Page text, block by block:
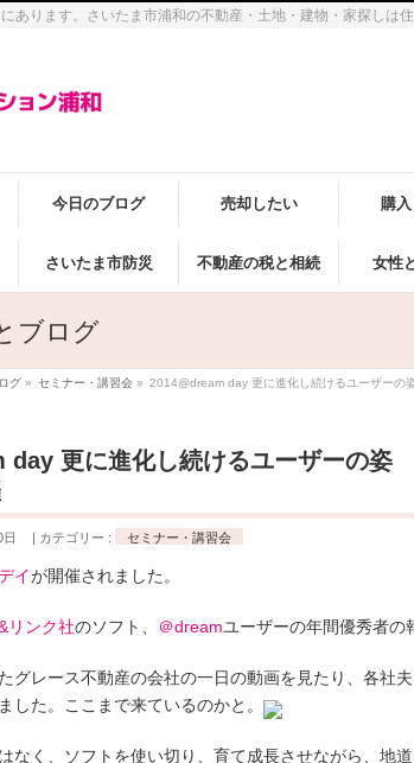
あります。さいたま市浦和の不動産・土地・建物・家探しは
今日のブログ 売却したい 購
さいたま市防災 不動産の税と相続 女性
ブログ
グ » セミナー・講習会 » 2014@dream day 更に進化し続けるユーザーの
day 更に進化し続けるユーザーの姿
カテゴリー : セミナー・講習会
イが開催されました。
リンク社のソフト、 ＠dreamユーザーの年間優秀者の
グレース不動産の会社の一日の動画を見たり、各社
した。ここまで来ているのかと。
なく、ソフトを使い切り、育て成長させながら、地